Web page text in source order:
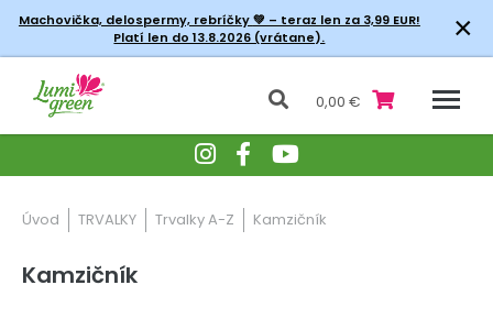
Machovička, delospermy, rebríčky💚 – teraz len za 3,99 EUR!
Platí len do 13.8.2026 (vrátane).
×
0,00 €
Úvod TRVALKY Trvalky A-Z Kamzičník
Kamzičník